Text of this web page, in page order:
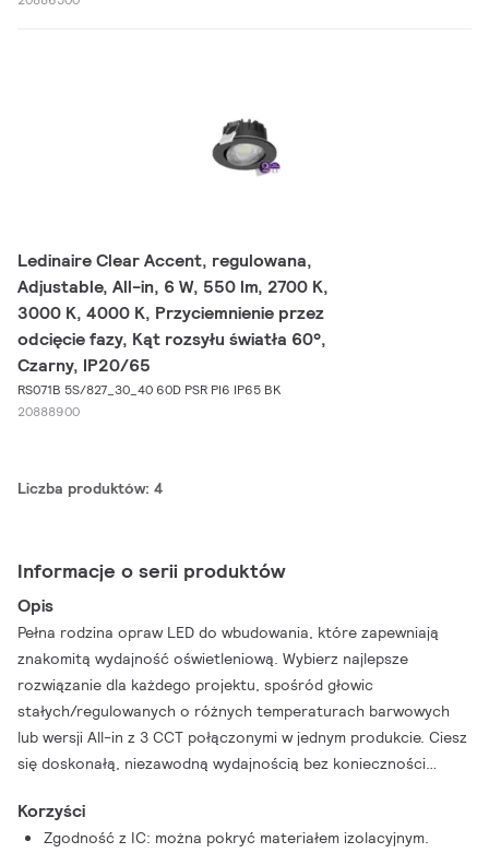
Ledinaire Clear Accent, regulowana,
Adjustable, All-in, 6 W, 550 lm, 2700 K,
3000 K, 4000 K, Przyciemnienie przez
odcięcie fazy, Kąt rozsyłu światła 60°,
Czarny, IP20/65
RS071B 5S/827_30_40 60D PSR PI6 IP65 BK
20888900
Liczba produktów: 4
Informacje o serii produktów
Opis
Pełna rodzina opraw LED do wbudowania, które zapewniają
znakomitą wydajność oświetleniową. Wybierz najlepsze
rozwiązanie dla każdego projektu, spośród głowic
stałych/regulowanych o różnych temperaturach barwowych
lub wersji All-in z 3 CCT połączonymi w jednym produkcie. Ciesz
się doskonałą, niezawodną wydajnością bez konieczności
Korzyści
Zgodność z IC: można pokryć materiałem izolacyjnym.